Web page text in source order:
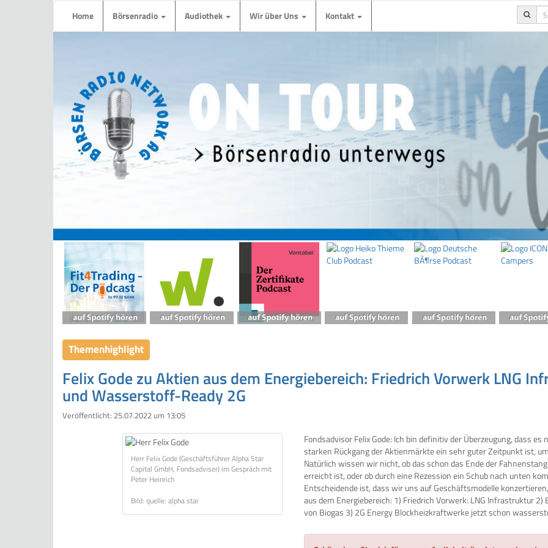
Home Börsenradio Audiothek Wir über Uns Kontakt
Themenhighlight
Felix Gode zu Aktien aus dem Energiebereich: Friedrich Vorwerk LNG
und Wasserstoff-Ready 2G
Veröffentlicht: 25.07.2022 um 13:05
Herr Felix Gode (Geschäftsführer Alpha Star
Capital GmbH, Fondsadviser) im Gespräch mit
Peter Heinrich
Bild: quelle: alpha star
Fondsadvisor Felix Gode: Ich bin definitiv der Überzeugung, dass es
starken Rückgang der Aktienmärkte ein sehr guter Zeitpunkt ist,
Natürlich wissen wir nicht, ob das schon das Ende der
erreicht ist, oder ob durch eine Rezession ein Schub nach unten
Entscheidende ist, dass wir uns auf Geschäftsmodelle
aus dem Energiebereich: 1) Friedrich Vorwerk: LNG Infrastruktur 2)
von Biogas 3) 2G Energy Blockheizkraftwerke jetzt schon